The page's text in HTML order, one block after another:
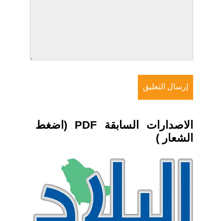
الاصدارات السابقة PDF (اضغط
الشعار )